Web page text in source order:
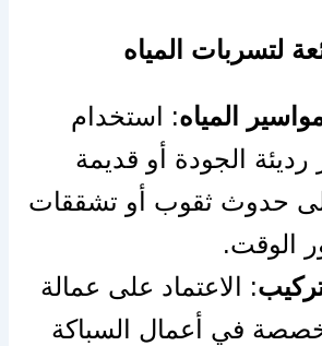
لتسربات المياه
المياه: استخدام
رديئة الجودة أو قديمة
حدوث ثقوب أو تشققات
الوقت.
: الاعتماد على عمالة
في أعمال السباكة